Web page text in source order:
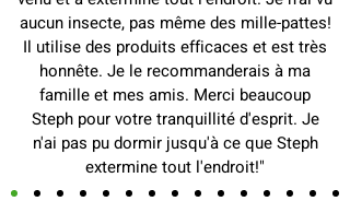
aucun insecte, pas même des mille-pattes!
Il utilise des produits efficaces et est très
honnête. Je le recommanderais à ma
famille et mes amis. Merci beaucoup
Steph pour votre tranquillité d'esprit. Je
n'ai pas pu dormir jusqu'à ce que Steph
extermine tout l'endroit!"